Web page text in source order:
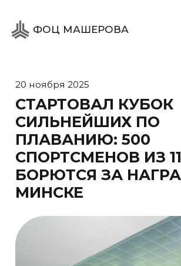
ФОЦ МАШЕРОВА
20 ноября 2025
СТАРТОВАЛ КУБОК
СИЛЬНЕЙШИХ ПО
ПЛАВАНИЮ: 500
СПОРТСМЕНОВ ИЗ
БОРЮТСЯ ЗА
МИНСКЕ